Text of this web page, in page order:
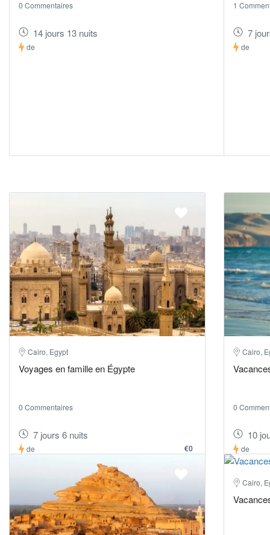
0 Commentaires
14 jours 13 nuits
de
1
7
de
Cairo, Egypt
Voyages en famille en Égypte
0 Commentaires
7 jours 6 nuits
de €0
Cairo,
0
10
de
Cairo,